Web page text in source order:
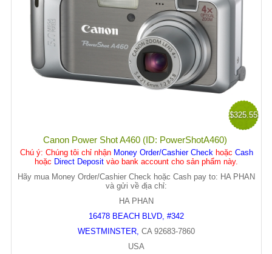
$325.55
Canon Power Shot A460 (ID: PowerShotA460)
Chú ý: Chúng tôi chỉ nhận Money Order/Cashier Checkhoặc Cash
hoặc Direct Deposit vào bank account cho sản phẩm này.
Hãy mua Money Order/Cashier Check hoặc Cash pay to: HA PHAN
và gửi về địa chỉ:
HA PHAN
16478 BEACH BLVD, #342
WESTMINSTER, CA 92683-7860
USA